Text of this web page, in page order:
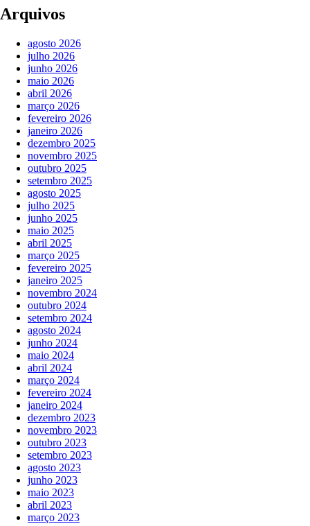
Arquivos
agosto 2026
julho 2026
junho 2026
maio 2026
abril 2026
março 2026
fevereiro 2026
janeiro 2026
dezembro 2025
novembro 2025
outubro 2025
setembro 2025
agosto 2025
julho 2025
junho 2025
maio 2025
abril 2025
março 2025
fevereiro 2025
janeiro 2025
novembro 2024
outubro 2024
setembro 2024
agosto 2024
junho 2024
maio 2024
abril 2024
março 2024
fevereiro 2024
janeiro 2024
dezembro 2023
novembro 2023
outubro 2023
setembro 2023
agosto 2023
junho 2023
maio 2023
abril 2023
março 2023